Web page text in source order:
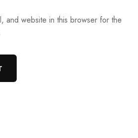
and website in this browser for the